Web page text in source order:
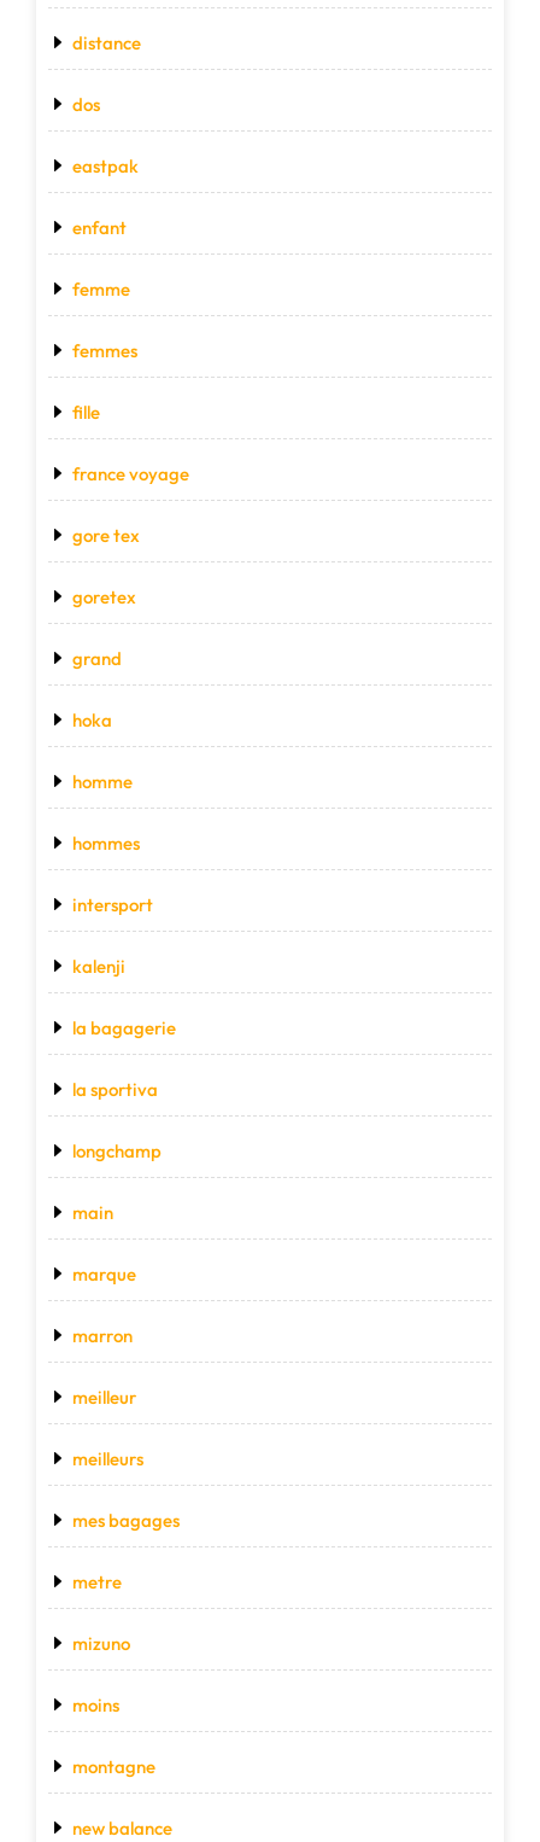
distance
dos
eastpak
enfant
femme
femmes
fille
france voyage
gore tex
goretex
grand
hoka
homme
hommes
intersport
kalenji
la bagagerie
la sportiva
longchamp
main
marque
marron
meilleur
meilleurs
mes bagages
metre
mizuno
moins
montagne
new balance